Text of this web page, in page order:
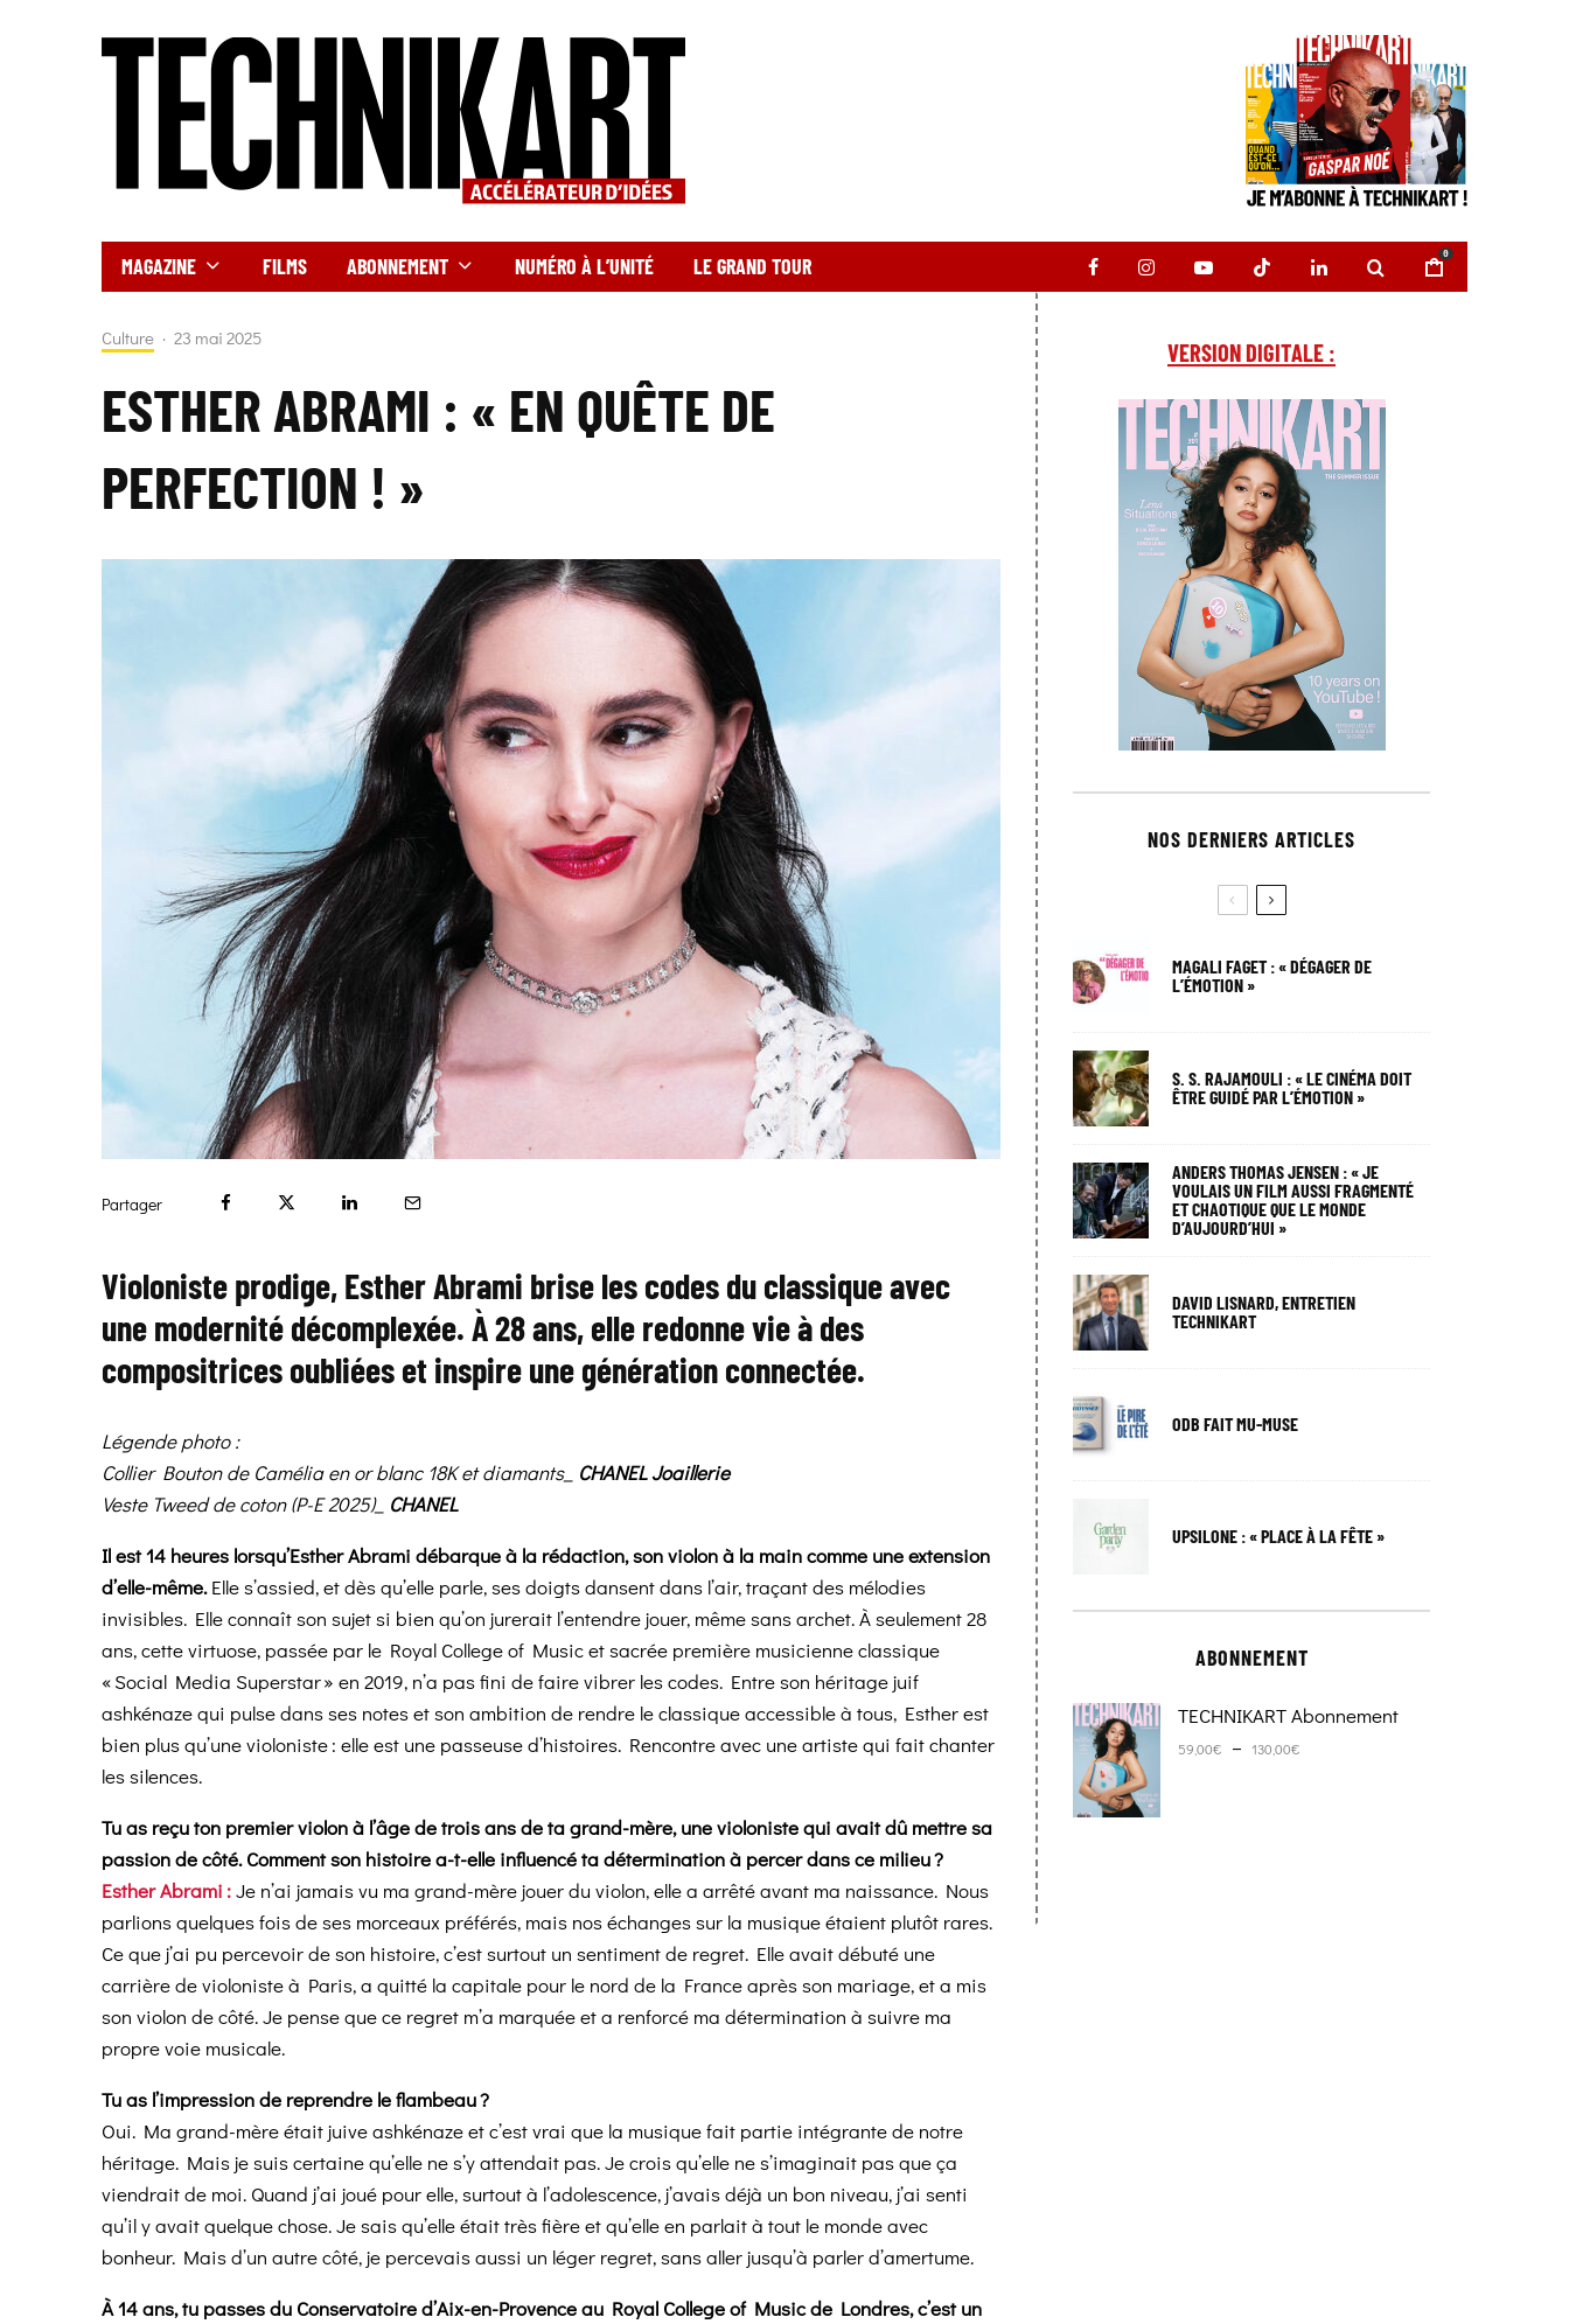
MAGAZINE FILMS ABONNEMENT NUMÉRO À L’UNITÉ LE GRAND TOUR 0
Culture · 23 mai 2025
ESTHER ABRAMI : « EN QUÊTE DE
PERFECTION ! »
Partager
Violoniste prodige, Esther Abrami brise les codes du classique avec
une modernité décomplexée. À 28 ans, elle redonne vie à des
compositrices oubliées et inspire une génération connectée.
Légende photo :
Collier Bouton de Camélia en or blanc 18K et diamants_ CHANELJoaillerie
Veste Tweed de coton (P-E 2025)_ CHANEL
Il est 14 heures lorsqu’Esther Abrami débarque à la rédaction, son violon à la main comme une extension
d’elle-même.Elle s’assied, et dès qu’elle parle, ses doigts dansent dans l’air, traçant des mélodies
invisibles. Elle connaît son sujet si bien qu’on jurerait l’entendre jouer, même sans archet. À seulement 28
ans, cette virtuose, passée par le Royal College of Music et sacrée première musicienne classique
« Social Media Superstar » en 2019, n’a pas fini de faire vibrer les codes. Entre son héritage juif
ashkénaze qui pulse dans ses notes et son ambition de rendre le classique accessible à tous, Esther est
bien plus qu’une violoniste : elle est une passeuse d’histoires. Rencontre avec une artiste qui fait chanter
les silences.
Tu as reçu ton premier violon à l’âge de trois ans de ta grand-mère, une violoniste qui avait dû mettre sa
passion de côté. Comment son histoire a-t-elle influencé ta détermination à percer dans ce milieu ?
Esther Abrami :Je n’ai jamais vu ma grand-mère jouer du violon, elle a arrêté avant ma naissance. Nous
parlions quelques fois de ses morceaux préférés, mais nos échanges sur la musique étaient plutôt rares.
Ce que j’ai pu percevoir de son histoire, c’est surtout un sentiment de regret. Elle avait débuté une
carrière de violoniste à Paris, a quitté la capitale pour le nord de la France après son mariage, et a mis
son violon de côté. Je pense que ce regret m’a marquée et a renforcé ma détermination à suivre ma
propre voie musicale.
Tu as l’impression de reprendre le flambeau ?
Oui. Ma grand-mère était juive ashkénaze et c’est vrai que la musique fait partie intégrante de notre
héritage. Mais je suis certaine qu’elle ne s’y attendait pas. Je crois qu’elle ne s’imaginait pas que ça
viendrait de moi. Quand j’ai joué pour elle, surtout à l’adolescence, j’avais déjà un bon niveau, j’ai senti
qu’il y avait quelque chose. Je sais qu’elle était très fière et qu’elle en parlait à tout le monde avec
bonheur. Mais d’un autre côté, je percevais aussi un léger regret, sans aller jusqu’à parler d’amertume.
À 14 ans, tu passes du Conservatoire d’Aix-en-Provence au Royal College of Music de Londres, c’est un
VERSION DIGITALE :
NOS DERNIERS ARTICLES
MAGALI FAGET : « DÉGAGER DE
L’ÉMOTION »
S. S. RAJAMOULI : « LE CINÉMA DOIT
ÊTRE GUIDÉ PAR L’ÉMOTION »
ANDERS THOMAS JENSEN : « JE
VOULAIS UN FILM AUSSI FRAGMENTÉ
ET CHAOTIQUE QUE LE MONDE
D’AUJOURD’HUI »
DAVID LISNARD, ENTRETIEN
TECHNIKART
ODB FAIT MU-MUSE
UPSILONE : « PLACE À LA FÊTE »
ABONNEMENT
TECHNIKART Abonnement
59,00€ – 130,00€